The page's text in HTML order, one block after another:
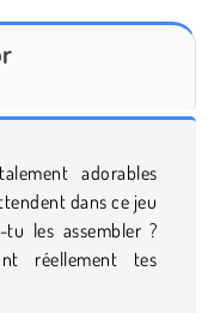
adorables
dans ce jeu
les assembler ?
réellement tes